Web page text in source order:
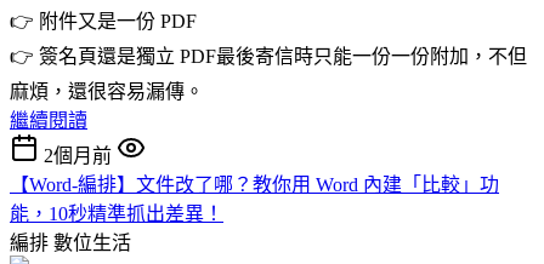
👉 附件又是一份 PDF
👉 簽名頁還是獨立 PDF最後寄信時只能一份一份附加，不但
麻煩，還很容易漏傳。
繼續閱讀
2個月前
【Word-編排】文件改了哪？教你用 Word 內建「比較」功
能，10秒精準抓出差異！
編排 數位生活